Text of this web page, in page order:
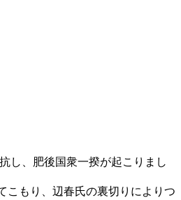
し、肥後国衆一揆が起こりまし
こもり、辺春氏の裏切りによりつ